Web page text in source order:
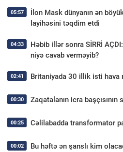
05:57
İlon Mask dünyanın ən
layihəsini təqdim etdi
04:33
Həbib illər sonra SİRRİ
niyə cavab verməyib?
02:41 Britaniyada 30 illik isti hava
00:30 Zaqatalanın icra
00:25 Cəlilabadda transformator
00:02
Bu həftə ən şanslı kim